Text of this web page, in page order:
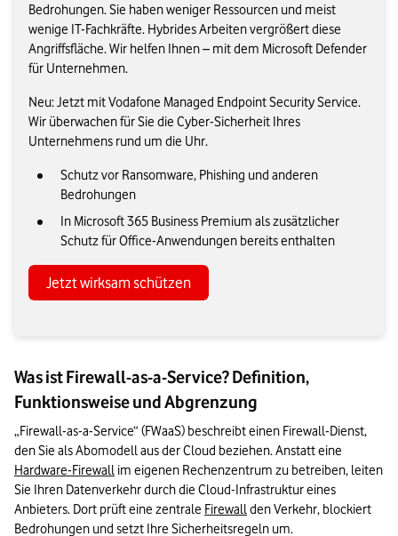
Bedrohungen. Sie haben weniger Ressourcen und meist
wenige IT-Fachkräfte. Hybrides Arbeiten vergrößert diese
Angriffsfläche. Wir helfen Ihnen – mit dem Microsoft Defender
für Unternehmen.
Neu: Jetzt mit Vodafone Managed Endpoint Security Service.
Wir überwachen für Sie die Cyber-Sicherheit Ihres
Unternehmens rund um die Uhr.
Schutz vor Ransomware, Phishing und anderen
Bedrohungen
In Microsoft 365 Business Premium als zusätzlicher
Schutz für Office-Anwendungen bereits enthalten
Jetzt wirksam schützen
Was ist Firewall-as-a-Service? Definition,
Funktionsweise und Abgrenzung
„Firewall-as-a-Service“ (FWaaS) beschreibt einen Firewall-Dienst,
Hardware-Firewall im eigenen Rechenzentrum zu betreiben, leiten
Sie Ihren Datenverkehr durch die Cloud-Infrastruktur eines
Anbieters. Dort prüft eine zentrale Firewall den Verkehr, blockiert
Bedrohungen und setzt Ihre Sicherheitsregeln um.